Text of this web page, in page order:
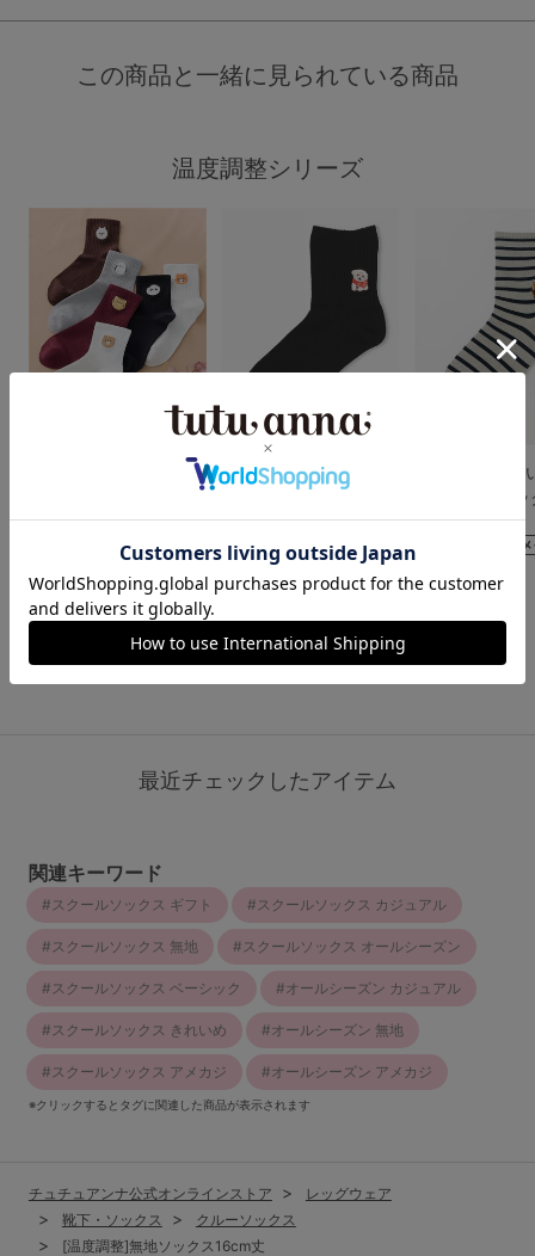
この商品と一緒に見られている商品
温度調整シリーズ
刺繍アメリブソックス1
3cm丈
￥473 (税込)
[温度調整]おめかしわ
3cm丈
￥473 (税込)
[温度調整]いろ
ニマル刺繍ソ
cm丈
￥473 (税込)
もっと見る
最近チェックしたアイテム
関連キーワード
スクールソックス ギフト スクールソックス カジュアル
スクールソックス 無地 スクールソックス オールシーズン
スクールソックス ベーシック オールシーズン カジュアル
スクールソックス きれいめ オールシーズン 無地
スクールソックス アメカジ オールシーズン アメカジ
※クリックするとタグに関連した商品が表示されます
チュチュアンナ公式オンラインストア
レッグウェア
靴下・ソックス
クルーソックス
[温度調整]無地ソックス16cm丈